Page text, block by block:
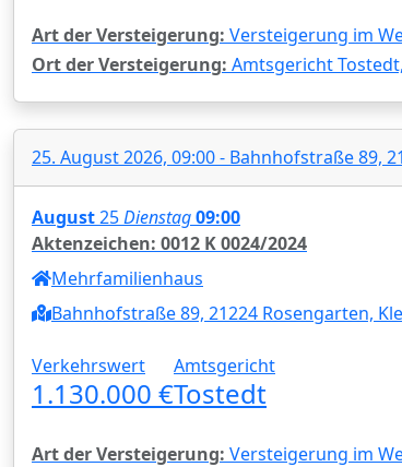
Art der Versteigerung: Versteigerung im
Ort der Versteigerung: Amtsgericht
25. August 2026, 09:00 - Bahnhofstraße 89,
August25Dienstag09:00
Aktenzeichen: 0012 K 0024/2024
Mehrfamilienhaus
Bahnhofstraße 89, 21224 Rosengarten,
Verkehrswert
1.130.000 €
Amtsgericht
Tostedt
Art der Versteigerung: Versteigerung im